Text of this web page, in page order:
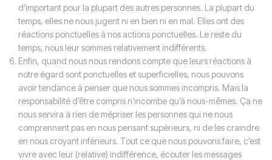
d’important pour la plupart des autres personnes. La plupart du
temps, elles ne nous jugent ni en bien ni en mal. Elles ont des
réactions ponctuelles à nos actions ponctuelles. Le reste du
temps, nous leur sommes relativement indifférents.
Enfin, quand nous nous rendons compte que leurs réactions à
notre égard sont ponctuelles et superficielles, nous pouvons
avoir tendance à penser que nous sommes incompris. Mais la
responsabilité d’être compris n’incombe qu’à nous-mêmes. Ça ne
nous servira à rien de mépriser les personnes qui ne nous
comprennent pas en nous pensant supérieurs, ni de les craindre
en nous croyant inférieurs. Tout ce que nous pouvons faire, c’est
vivre avec leur (relative) indifférence, écouter les messages